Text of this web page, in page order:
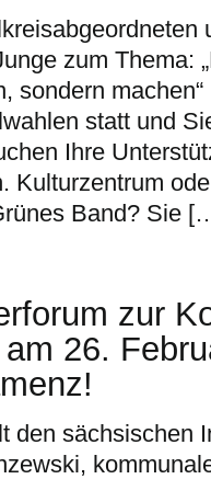
zum Thema:
sondern
statt und
Ihre
Kulturzentrum
Band? Sie
zur
26.
den sächsischen